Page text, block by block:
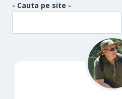
MIERE
- Cauta pe site -